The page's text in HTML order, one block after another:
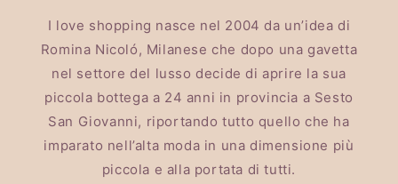
I love shopping nasce nel 2004 da un’idea di
Romina Nicoló, Milanese che dopo una gavetta
nel settore del lusso decide di aprire la sua
piccola bottega a 24 anni in provincia a Sesto
San Giovanni, riportando tutto quello che ha
imparato nell’alta moda in una dimensione più
piccola e alla portata di tutti.